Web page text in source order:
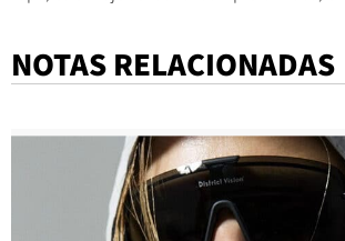
NOTAS RELACIONADAS